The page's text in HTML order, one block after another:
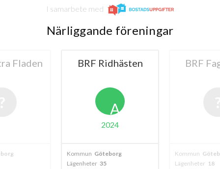
I samarbete med
Närliggande föreningar
Fladen BRF Ridhästen
A
2024
Kommun Göteborg
Lägenheter 35
BRF
Kommun
Lägenheter 18